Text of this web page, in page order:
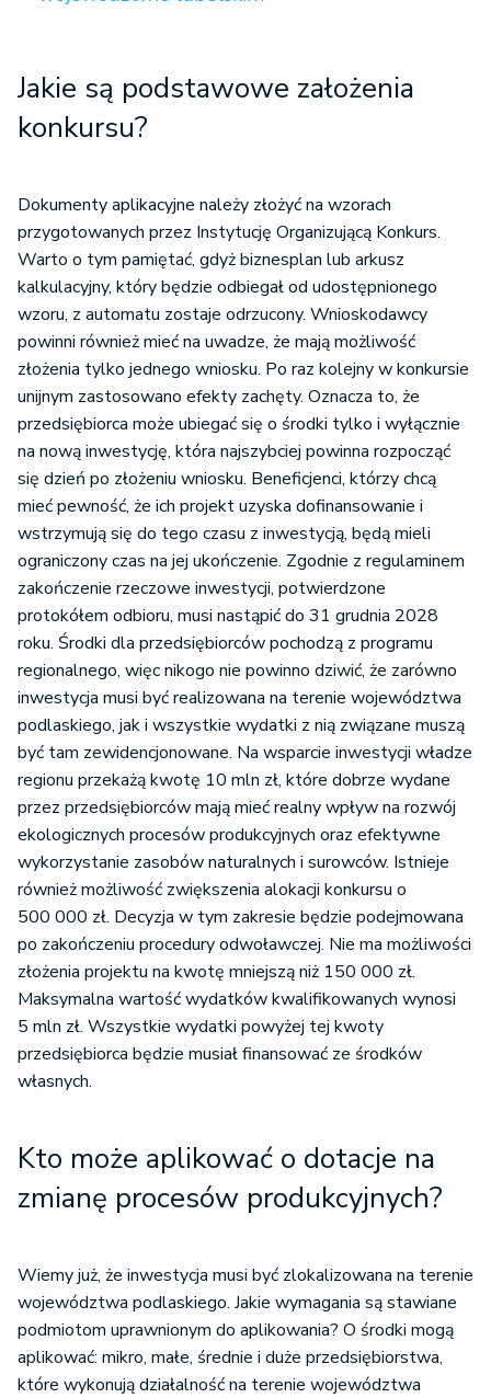
Jakie są podstawowe założenia
konkursu?
Dokumenty aplikacyjne należy złożyć na wzorach
przygotowanych przez Instytucję Organizującą Konkurs.
Warto o tym pamiętać, gdyż biznesplan lub arkusz
kalkulacyjny, który będzie odbiegał od udostępnionego
wzoru, z automatu zostaje odrzucony. Wnioskodawcy
powinni również mieć na uwadze, że mają możliwość
złożenia tylko jednego wniosku. Po raz kolejny w konkursie
unijnym zastosowano efekty zachęty. Oznacza to, że
przedsiębiorca może ubiegać się o środki tylko i wyłącznie
na nową inwestycję, która najszybciej powinna rozpocząć
się dzień po złożeniu wniosku. Beneficjenci, którzy chcą
mieć pewność, że ich projekt uzyska dofinansowanie i
wstrzymują się do tego czasu z inwestycją, będą mieli
ograniczony czas na jej ukończenie. Zgodnie z regulaminem
zakończenie rzeczowe inwestycji, potwierdzone
protokółem odbioru, musi nastąpić do 31 grudnia 2028
roku. Środki dla przedsiębiorców pochodzą z programu
regionalnego, więc nikogo nie powinno dziwić, że zarówno
inwestycja musi być realizowana na terenie województwa
podlaskiego, jak i wszystkie wydatki z nią związane muszą
być tam zewidencjonowane. Na wsparcie inwestycji władze
regionu przekażą kwotę 10 mln zł, które dobrze wydane
przez przedsiębiorców mają mieć realny wpływ na rozwój
ekologicznych procesów produkcyjnych oraz efektywne
wykorzystanie zasobów naturalnych i surowców. Istnieje
również możliwość zwiększenia alokacji konkursu o
500 000 zł. Decyzja w tym zakresie będzie podejmowana
po zakończeniu procedury odwoławczej. Nie ma możliwości
złożenia projektu na kwotę mniejszą niż 150 000 zł.
Maksymalna wartość wydatków kwalifikowanych wynosi
5 mln zł. Wszystkie wydatki powyżej tej kwoty
przedsiębiorca będzie musiał finansować ze środków
własnych.
Kto może aplikować o dotacje na
zmianę procesów produkcyjnych?
Wiemy już, że inwestycja musi być zlokalizowana na terenie
województwa podlaskiego. Jakie wymagania są stawiane
podmiotom uprawnionym do aplikowania? O środki mogą
aplikować: mikro, małe, średnie i duże przedsiębiorstwa,
które wykonują działalność na terenie województwa